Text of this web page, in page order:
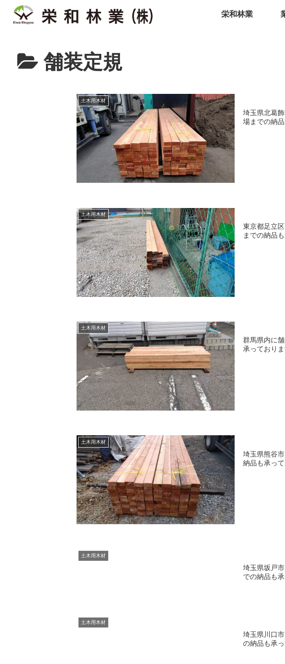
栄和林業
舗装定規
土木用木材
埼玉県北葛
場までの納
土木用木材
東京都足立
までの納品
土木用木材
群馬県内に
承っており
土木用木材
埼玉県熊谷
納品も承っ
土木用木材
埼玉県坂戸
での納品も
土木用木材
埼玉県川口
の納品も承